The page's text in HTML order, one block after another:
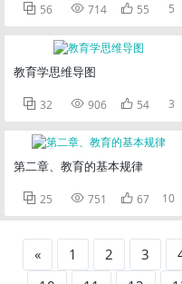
 56  714  55 5
教育学思维导图
 32  906  54 3
第二章、教育的基本规律
 25  751  67 10
« 1 2 3